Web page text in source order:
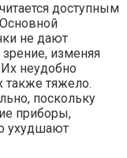
доступным
не дают
изменяя
неудобно
также тяжело.
поскольку
приборы,
ухудшают